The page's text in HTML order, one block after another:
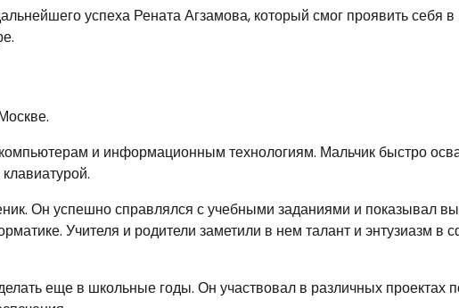
успеха Рената Агзамова, который смог проявить себя
и информационным технологиям. Мальчик быстро
Он успешно справлялся с учебными заданиями и показывал
Учителя и родители заметили в нем талант и энтузиазм в
еще в школьные годы. Он участвовал в различных проектах